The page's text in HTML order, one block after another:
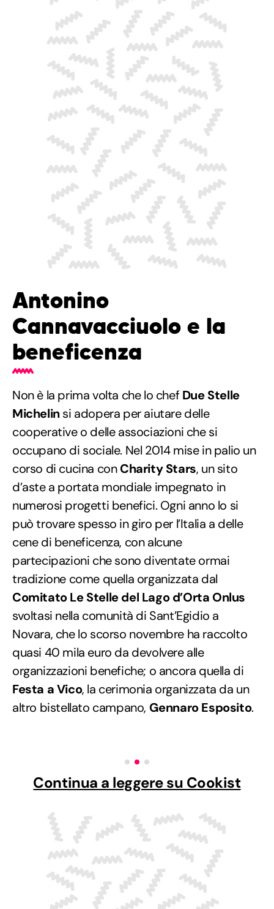
Antonino
Cannavacciuolo e la
beneficenza
Non è la prima volta che lo chef Due Stelle
Michelinsi adopera per aiutare delle
cooperative o delle associazioni che si
occupano di sociale. Nel 2014 mise in palio un
corso di cucina conCharity Stars, un sito
d’aste a portata mondiale impegnato in
numerosi progetti benefici. Ogni anno lo si
può trovare spesso in giro per l’Italia a delle
cene di beneficenza, con alcune
partecipazioni che sono diventate ormai
tradizione come quella organizzata dal
Comitato Le Stelle del Lago d’Orta Onlus
svoltasi nella comunità di Sant’Egidio a
Novara, che lo scorso novembre ha raccolto
quasi 40 mila euro da devolvere alle
organizzazioni benefiche; o ancora quella di
Festa a Vico, la cerimonia organizzata da un
altro bistellato campano, Gennaro Esposito.
Continua a leggere su Cookist